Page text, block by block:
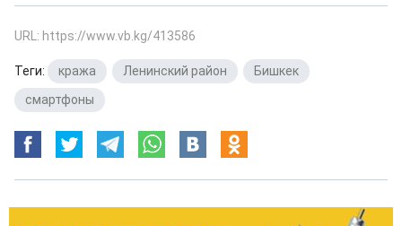
URL: https://www.vb.kg/413586
Теги: кража Ленинский район Бишкек
смартфоны